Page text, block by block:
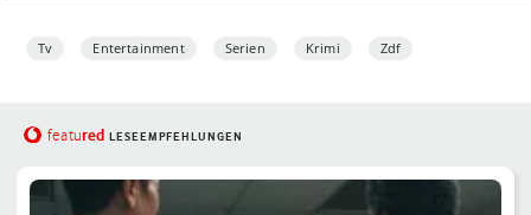
Tv Entertainment Serien Krimi Zdf
featured LESEEMPFEHLUNGEN